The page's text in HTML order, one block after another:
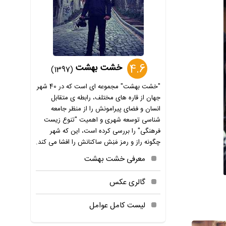
4.6 خشت بهشت (1397)
"خشت بهشت" مجموعه ای است که در 40 شهر
جهان از قاره های مختلف، رابطه ی متقابل
انسان و فضای پیرامونش را از منظر جامعه
شناسی توسعه شهری و اهمیت "تنوع زیست
فرهنگی" را بررسی کرده است، این که شهر
چگونه راز و رمز مَنِش ساکنانش را افشا می کند.
معرفی خشت بهشت
گالری عکس
لیست کامل عوامل